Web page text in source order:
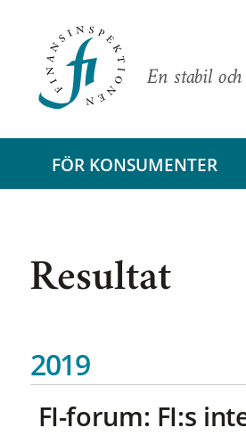
En stabil
FÖR KONSUMENTER
Resultat
2019
FI-forum: FI:s